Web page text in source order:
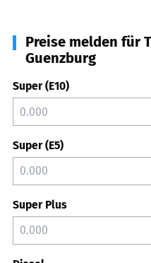
Preise melden für
Guenzburg
Super (E10)
Super (E5)
Super Plus